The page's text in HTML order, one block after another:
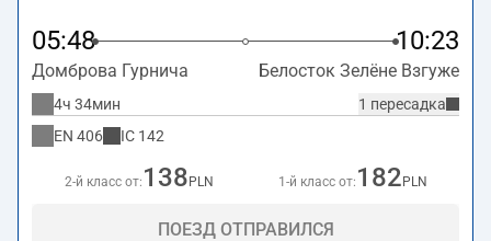
05:48 10:23
Домброва Гурнича Белосток Зелёне Взгуже
1 пересадка
4ч 34мин
EN 406 IC 142
2-й класс от: 138 PLN 1-й класс от: 182 PLN
ПОЕЗД ОТПРАВИЛСЯ